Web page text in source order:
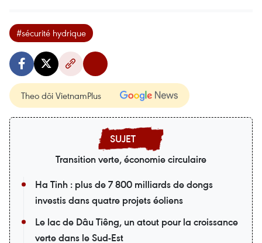
#sécurité hydrique
Theo dõi VietnamPlus
Transition verte, économie circulaire
Ha Tinh : plus de 7 800 milliards de dongs
investis dans quatre projets éoliens
Le lac de Dâu Tiêng, un atout pour la croissance
verte dans le Sud-Est